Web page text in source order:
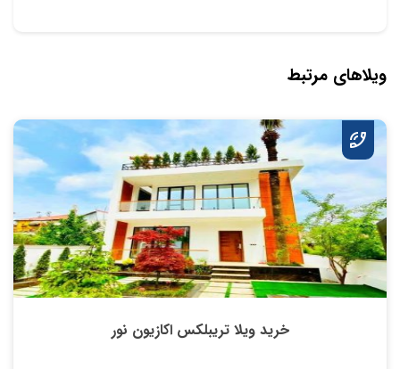
ویلاهای مرتبط
خرید ویلا تریبلکس اکازیون نور